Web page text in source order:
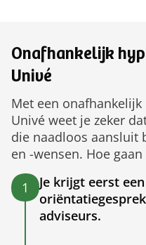
Onafhankelijk
Univé
Met een
Univé weet je zeker
die naadloos aansluit
en -wensen. Hoe
1
Je krijgt eerst
adviseurs.